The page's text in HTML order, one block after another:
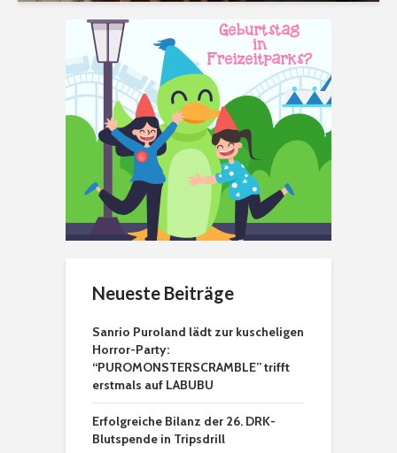
Neueste Beiträge
Sanrio Puroland lädt zur kuscheligen
Horror-Party:
“PUROMONSTERSCRAMBLE” trifft
erstmals auf LABUBU
Erfolgreiche Bilanz der 26. DRK-
Blutspende in Tripsdrill